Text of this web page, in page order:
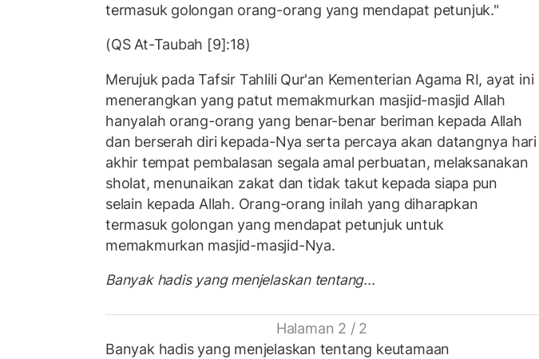
termasuk golongan orang-orang yang mendapat petunjuk."
(QS At-Taubah [9]:18)
Merujuk pada Tafsir Tahlili Qur'an Kementerian Agama RI, ayat ini
menerangkan yang patut memakmurkan masjid-masjid Allah
hanyalah orang-orang yang benar-benar beriman kepada Allah
dan berserah diri kepada-Nya serta percaya akan datangnya hari
akhir tempat pembalasan segala amal perbuatan, melaksanakan
sholat, menunaikan zakat dan tidak takut kepada siapa pun
selain kepada Allah. Orang-orang inilah yang diharapkan
termasuk golongan yang mendapat petunjuk untuk
memakmurkan masjid-masjid-Nya.
Banyak hadis yang menjelaskan tentang...
Halaman 2 / 2
Banyak hadis yang menjelaskan tentang keutamaan